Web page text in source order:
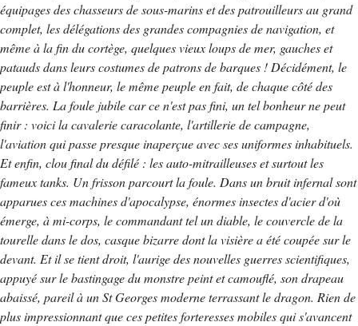
équipages des chasseurs de sous-marins et des patrouilleurs au grand
complet, les délégations des grandes compagnies de navigation, et
même à la fin du cortège, quelques vieux loups de mer, gauches et
patauds dans leurs costumes de patrons de barques ! Décidément, le
peuple est à l'honneur, le même peuple en fait, de chaque côté des
barrières. La foule jubile car ce n'est pas fini, un tel bonheur ne peut
finir : voici la cavalerie caracolante, l'artillerie de campagne,
l'aviation qui passe presque inaperçue avec ses uniformes inhabituels.
Et enfin, clou final du défilé : les auto-mitrailleuses et surtout les
fameux tanks. Un frisson parcourt la foule. Dans un bruit infernal sont
apparues ces machines d'apocalypse, énormes insectes d'acier d'où
émerge, à mi-corps, le commandant tel un diable, le couvercle de la
tourelle dans le dos, casque bizarre dont la visière a été coupée sur le
devant. Et il se tient droit, l'aurige des nouvelles guerres scientifiques,
appuyé sur le bastingage du monstre peint et camouflé, son drapeau
abaissé, pareil à un St Georges moderne terrassant le dragon. Rien de
plus impressionnant que ces petites forteresses mobiles qui s'avancent